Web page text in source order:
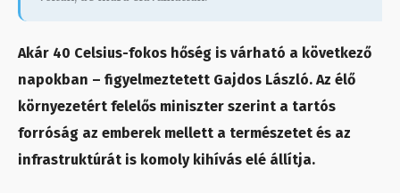
Akár 40 Celsius-fokos hőség is várható a következő
napokban – figyelmeztetett Gajdos László. Az élő
környezetért felelős miniszter szerint a tartós
forróság az emberek mellett a természetet és az
infrastruktúrát is komoly kihívás elé állítja.